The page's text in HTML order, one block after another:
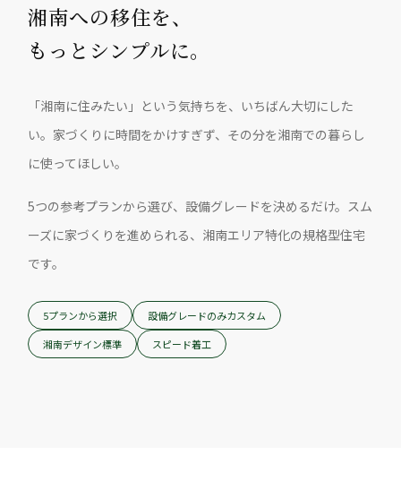
湘南への移住を、
もっとシンプルに。
「湘南に住みたい」という気持ちを、いちばん大切にした
い。家づくりに時間をかけすぎず、その分を湘南での暮らし
に使ってほしい。
5つの参考プランから選び、設備グレードを決めるだけ。スム
ーズに家づくりを進められる、湘南エリア特化の規格型住宅
です。
5プランから選択
設備グレードのみカスタム
湘南デザイン標準
スピード着工